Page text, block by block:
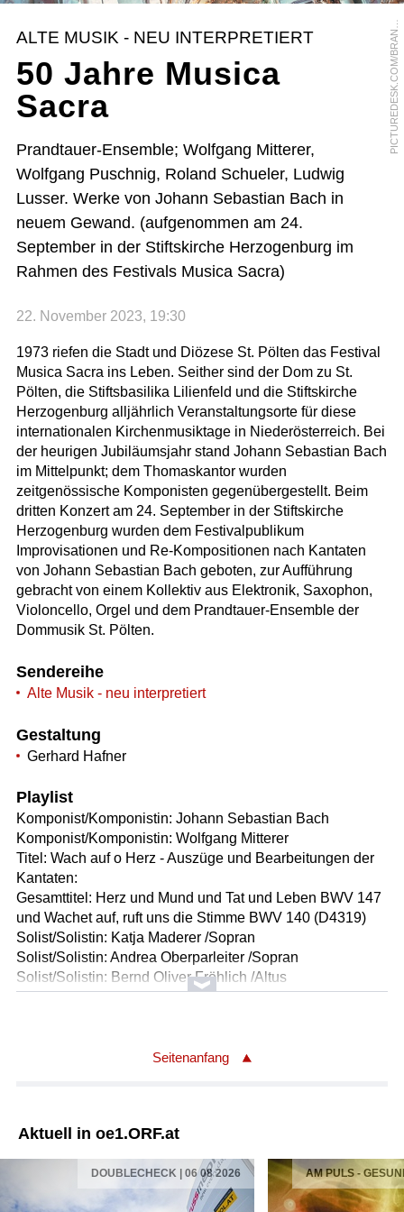
P
N
R
ALTE MUSIK - NEU INTERPRETIERT
50 Jahre Musica
Sacra
Prandtauer-Ensemble; Wolfgang Mitterer,
Wolfgang Puschnig, Roland Schueler, Ludwig
Lusser. Werke von Johann Sebastian Bach in
neuem Gewand. (aufgenommen am 24.
September in der Stiftskirche Herzogenburg im
Rahmen des Festivals Musica Sacra)
22. November 2023, 19:30
1973 riefen die Stadt und Diözese St. Pölten das Festival
Musica Sacra ins Leben. Seither sind der Dom zu St.
Pölten, die Stiftsbasilika Lilienfeld und die Stiftskirche
Herzogenburg alljährlich Veranstaltungsorte für diese
internationalen Kirchenmusiktage in Niederösterreich. Bei
der heurigen Jubiläumsjahr stand Johann Sebastian Bach
im Mittelpunkt; dem Thomaskantor wurden
zeitgenössische Komponisten gegenübergestellt. Beim
dritten Konzert am 24. September in der Stiftskirche
Herzogenburg wurden dem Festivalpublikum
Improvisationen und Re-Kompositionen nach Kantaten
von Johann Sebastian Bach geboten, zur Aufführung
gebracht von einem Kollektiv aus Elektronik, Saxophon,
Violoncello, Orgel und dem Prandtauer-Ensemble der
Dommusik St. Pölten.
Sendereihe
Alte Musik - neu interpretiert
Gestaltung
Gerhard Hafner
Playlist
Komponist/Komponistin: Johann Sebastian Bach
Komponist/Komponistin: Wolfgang Mitterer
Titel: Wach auf o Herz - Auszüge und Bearbeitungen der
Kantaten:
Gesamttitel: Herz und Mund und Tat und Leben BWV 147
und Wachet auf, ruft uns die Stimme BWV 140 (D4319)
Solist/Solistin: Katja Maderer /Sopran
Solist/Solistin: Andrea Oberparleiter /Sopran
Solist/Solistin: Bernd Oliver Fröhlich /Altus
Solist/Solistin: Monika Schwabegger /Alt
Solist/Solistin: Tobias Lusser /Bass
Präpariertes Klavier
Solist/Solistin: Wolfgang Puschnig /Flöte & Saxophon
Solist/Solistin: Roland Schueler /Violoncello
Solist/Solistin: Ludwig Lusser /Orgelpositiv und Leitung
Seitenanfang
Aktuell in oe1.ORF.at
DOUBLECHECK | 06 08 2026 AM PULS -